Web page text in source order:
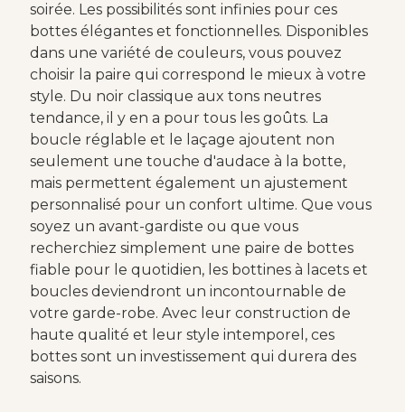
soirée. Les possibilités sont infinies pour ces
bottes élégantes et fonctionnelles. Disponibles
dans une variété de couleurs, vous pouvez
choisir la paire qui correspond le mieux à votre
style. Du noir classique aux tons neutres
tendance, il y en a pour tous les goûts. La
boucle réglable et le laçage ajoutent non
seulement une touche d'audace à la botte,
mais permettent également un ajustement
personnalisé pour un confort ultime. Que vous
soyez un avant-gardiste ou que vous
recherchiez simplement une paire de bottes
fiable pour le quotidien, les bottines à lacets et
boucles deviendront un incontournable de
votre garde-robe. Avec leur construction de
haute qualité et leur style intemporel, ces
bottes sont un investissement qui durera des
saisons.